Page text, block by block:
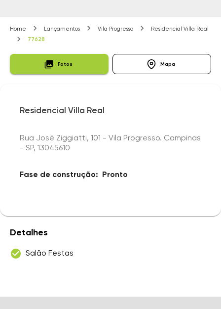
Home Lançamentos Vila Progresso
Residencial Villa Real
77628
Fotos Mapa
Residencial Villa Real
Rua José Ziggiatti, 101 - Vila Progresso. Campinas
- SP, 13045610
Fase de construção: Pronto
Detalhes
Salão Festas